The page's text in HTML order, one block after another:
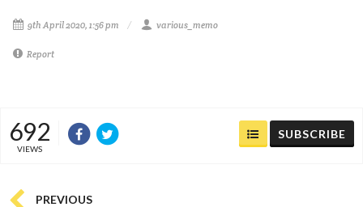
9th April 2020, 1:56 pm various_memo
Report
692
VIEWS
SUBSCRIBE
PREVIOUS